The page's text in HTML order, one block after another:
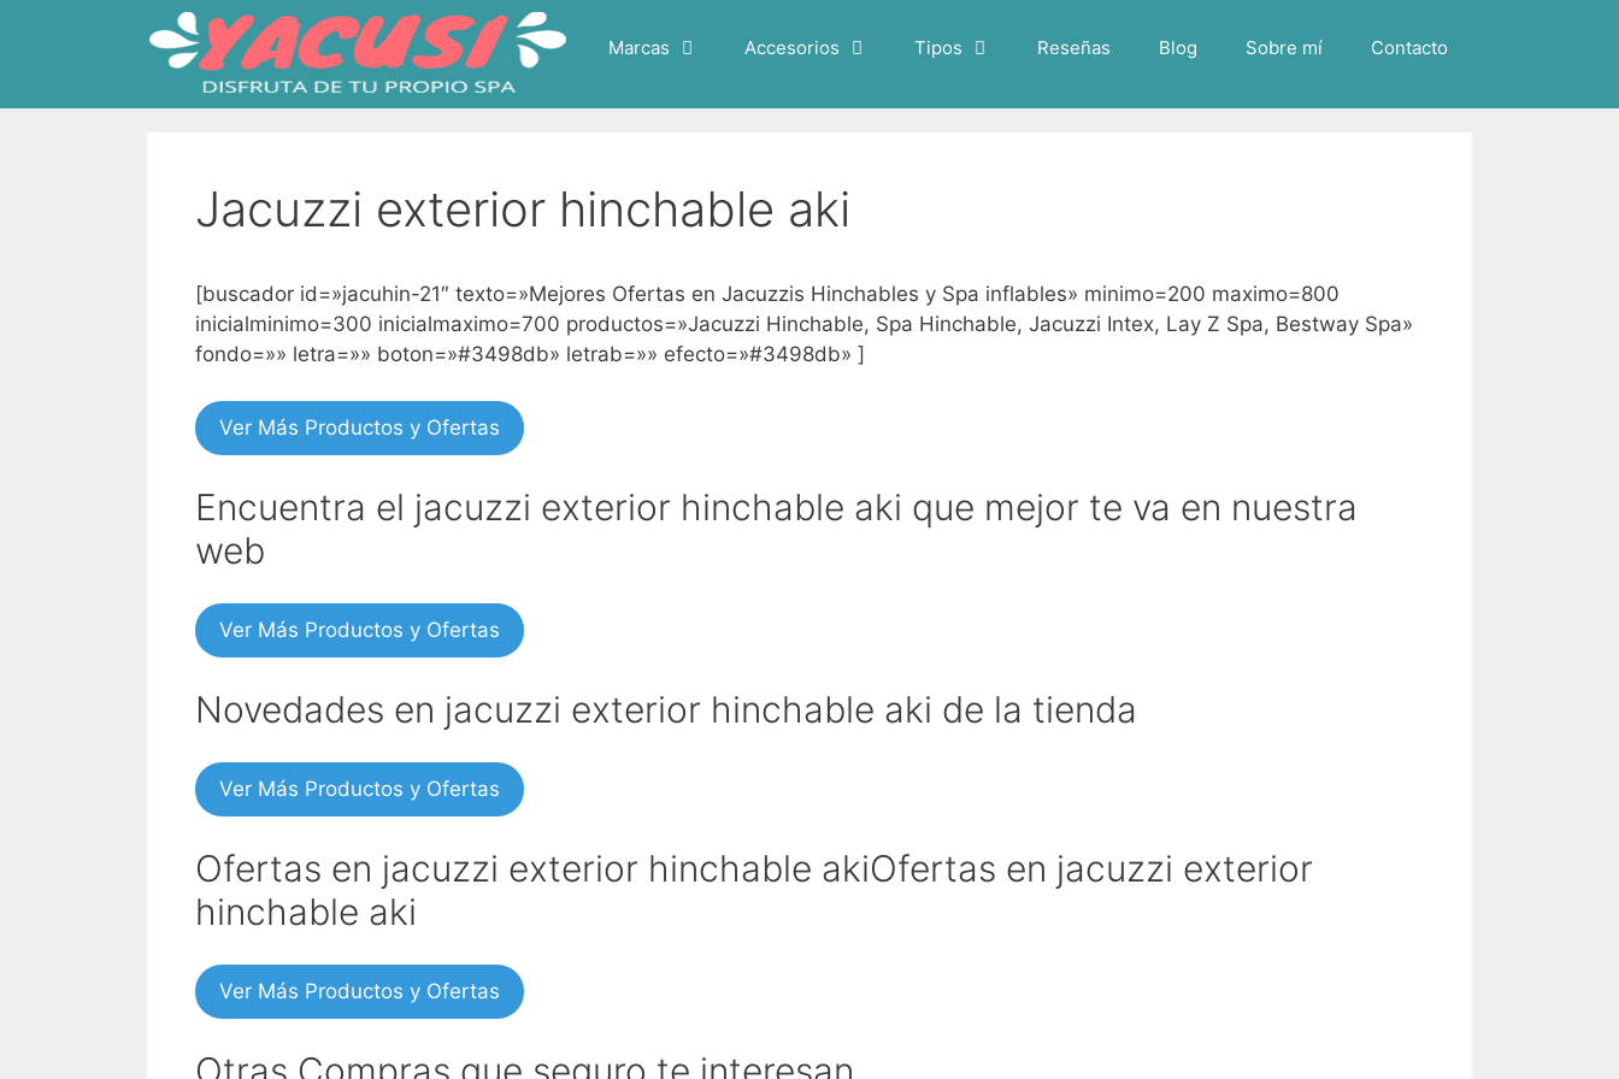
Marcas Accesorios Tipos Reseñas Blog Sobre mí Contacto
Jacuzzi exterior hinchable aki
[buscador id=»jacuhin-21″ texto=»Mejores Ofertas en Jacuzzis Hinchables y Spa inflables» minimo=200 maximo=800
inicialminimo=300 inicialmaximo=700 productos=»Jacuzzi Hinchable, Spa Hinchable, Jacuzzi Intex, Lay Z Spa, Bestway Spa»
fondo=»» letra=»» boton=»#3498db» letrab=»» efecto=»#3498db» ]
Ver Más Productos y Ofertas
Encuentra el jacuzzi exterior hinchable aki que mejor te va en nuestra
web
Ver Más Productos y Ofertas
Novedades en jacuzzi exterior hinchable aki de la tienda
Ver Más Productos y Ofertas
Ofertas en jacuzzi exterior hinchable akiOfertas en jacuzzi exterior
hinchable aki
Ver Más Productos y Ofertas